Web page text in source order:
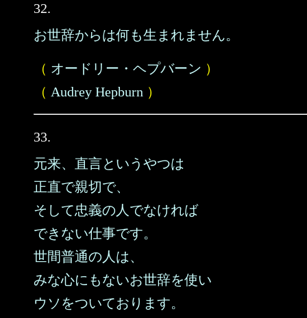
32.
お世辞からは何も生まれません。
（ オードリー・ヘプバーン ）
（ Audrey Hepburn ）
33.
元来、直言というやつは
正直で親切で、
そして忠義の人でなければ
できない仕事です。
世間普通の人は、
みな心にもないお世辞を使い
ウソをついております。